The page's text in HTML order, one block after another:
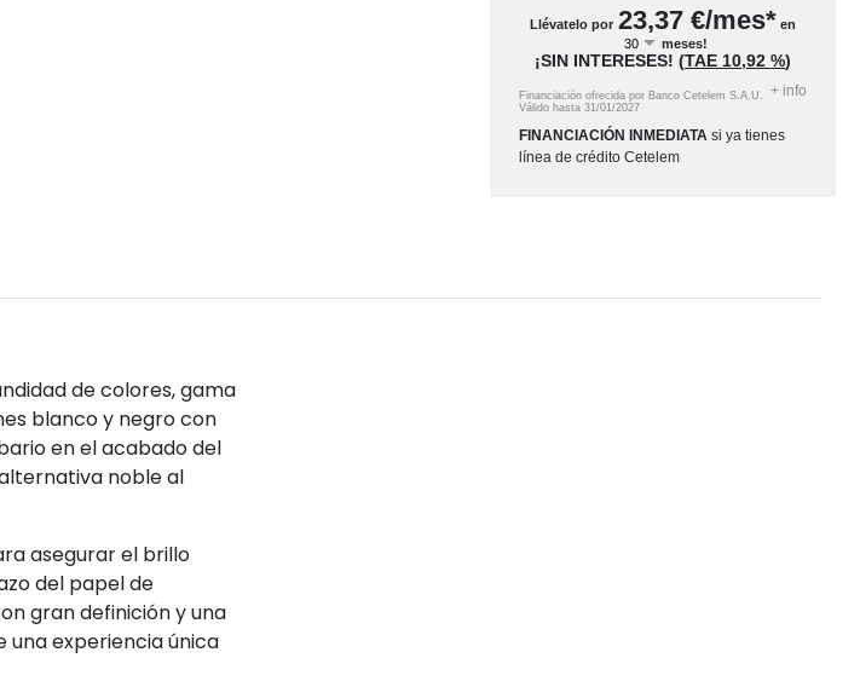
Llévatelo por 23,37 €/mes* en
meses!
¡SIN INTERESES!(TAE10,92 %)
Financiación ofrecida por Banco Cetelem S.A.U.
Válido hasta31/01/2027
+ info
FINANCIACIÓN INMEDIATA si ya tienes
línea de crédito Cetelem
de colores, gama
blanco y negro con
en el acabado del
noble al
asegurar el brillo
del papel de
gran definición y una
una experiencia única